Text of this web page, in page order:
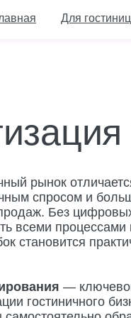
Для гостиниц О
Для гостиниц О
спросом и большим
Без цифровых
процессами
практически
по всем каналам
фактора.